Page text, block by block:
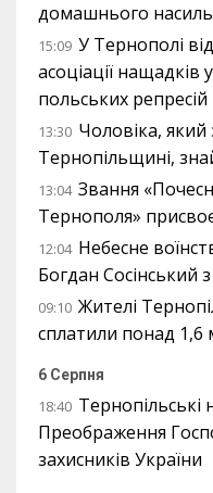
домашнього
15:09 У Тернополі
асоціації нащадків
польських репресій
13:30 Чоловіка, який
Тернопільщині,
13:04 Звання
Тернополя»
12:04 Небесне
Богдан Сосінський
09:10 Жителі
сплатили понад 1,6
6 Серпня
18:40 Тернопільські
Преображення
захисників України